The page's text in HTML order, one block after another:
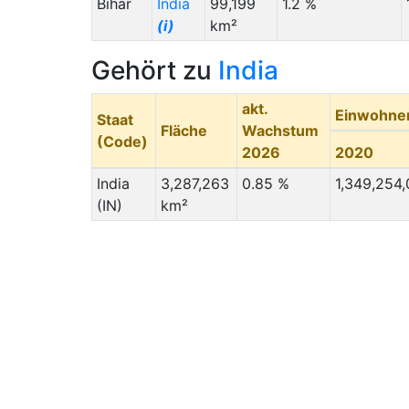
Bihar
India
(i)
99,199
km²
1.2 %
Gehört zu India
Staat
(Code)
Fläche
akt.
Wachstum
2026
2020
India
(IN)
3,287,263
km²
0.85 %